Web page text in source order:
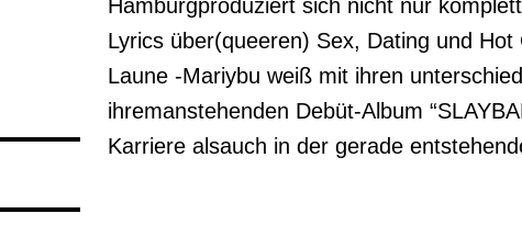
Hamburgproduziert sich nicht nur
Lyrics über(queeren) Sex, Dating und
Laune -Mariybu weiß mit ihren
ihremanstehenden Debüt-Album
Karriere alsauch in der gerade